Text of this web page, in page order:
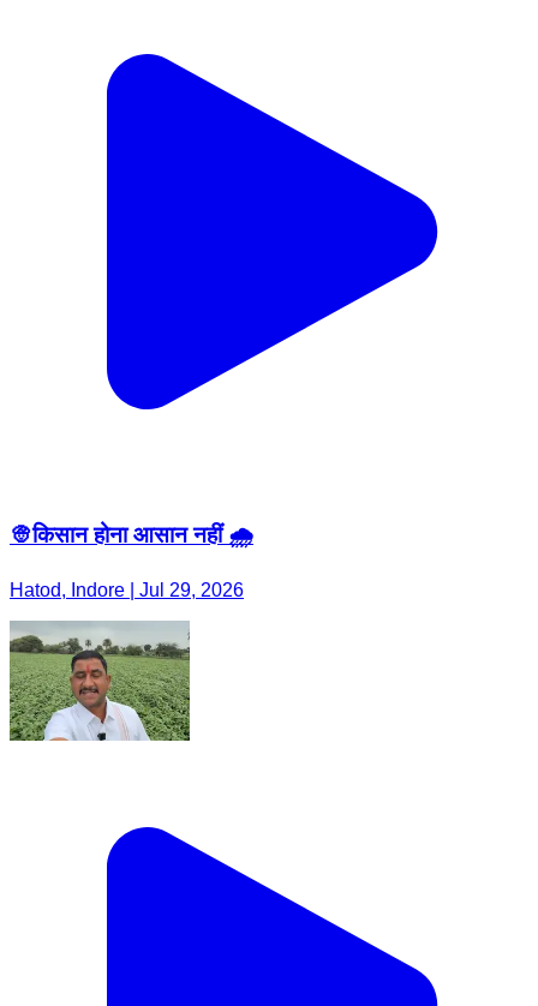
👳किसान होना आसान नहीं 🌧️
Hatod, Indore | Jul 29, 2026